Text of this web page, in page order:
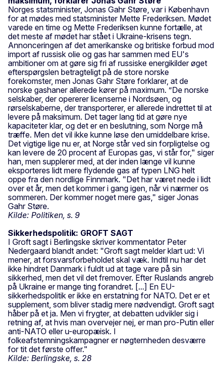
Norges statsminister, Jonas Gahr Støre, var i København
for at mødes med statsminister Mette Frederiksen. Mødet
varede en time og Mette Frederiksen kunne fortælle, at
det meste af mødet har stået i Ukraine-krisens tegn.
Annonceringen af det amerikanske og britiske forbud mod
import af russisk olie og gas har sammen med EU's
ambitioner om at gøre sig fri af russiske energikilder øget
efterspørgslen betragteligt på de store norske
forekomster, men Jonas Gahr Støre forklarer, at de
norske gashaner allerede kører på maximum. ”De norske
selskaber, der opererer licenserne i Nordsøen, og
rørselskaberne, der transporterer, er allerede indrettet til at
levere på maksimum. Det tager lang tid at gøre nye
kapaciteter klar, og det er en beslutning, som Norge må
træffe. Men det vil ikke kunne løse den umiddelbare krise.
Det vigtige lige nu er, at Norge står ved sin forpligtelse og
kan levere de 20 procent af Europas gas, vi står for," siger
han, men supplerer med, at der inden længe vil kunne
eksporteres lidt mere flydende gas af typen LNG helt
oppe fra den nordlige Finnmark. "Det har været nede i lidt
over et år, men det kommer i gang igen, når vi nærmer os
sommeren. Der kommer noget mere gas," siger Jonas
Gahr Støre.
Kilde: Politiken, s. 9
Sikkerhedspolitik: GROFT SAGT
I Groft sagt i Berlingske skriver kommentator Peter
Nedergaard blandt andet: "Groft sagt melder klart ud: Vi
mener, at forsvarsforbeholdet skal væk. Indtil nu har det
ikke hindret Danmark i fuldt ud at tage vare på sin
sikkerhed, men det vil det fremover. Efter Ruslands angreb
på Ukraine er mange ting forandret. [...] En EU-
sikkerhedspolitik er ikke en erstatning for NATO. Det er et
supplement, som bliver stadig mere nødvendigt. Groft sagt
håber på et ja. Men vi frygter, at debatten udvikler sig i
retning af, at hvis man overvejer nej, er man pro-Putin eller
anti-NATO eller u-europæisk. I
folkeafstemningskampagner er nøgternheden desværre
for tit det første offer."
Kilde: Berlingske, s. 28